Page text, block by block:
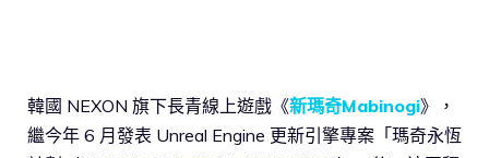
韓國 NEXON 旗下長青線上遊戲《新瑪奇Mabinogi》，
繼今年 6 月發表 Unreal Engine 更新引擎專案「瑪奇永恆